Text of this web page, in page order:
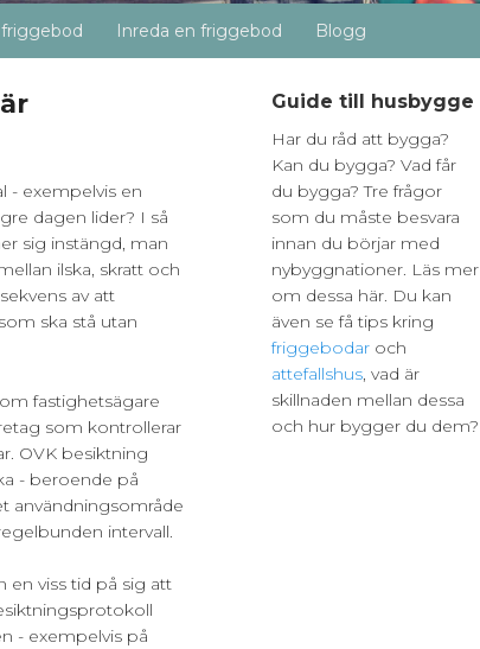
Inreda en friggebod Blogg
- exempelvis en
dagen lider? I så
sig instängd, man
ilska, skratt och
av att
ska stå utan
fastighetsägare
som kontrollerar
OVK besiktning
- beroende på
användningsområde
intervall.
en viss tid på sig att
- exempelvis på
Guide till husbygge
Har du råd att bygga?
Kan du bygga? Vad får
du bygga? Tre frågor
som du måste besvara
innan du börjar med
nybyggnationer. Läs mer
om dessa här. Du kan
även se få tips kring
friggebodar och
attefallshus, vad är
skillnaden mellan dessa
och hur bygger du dem?